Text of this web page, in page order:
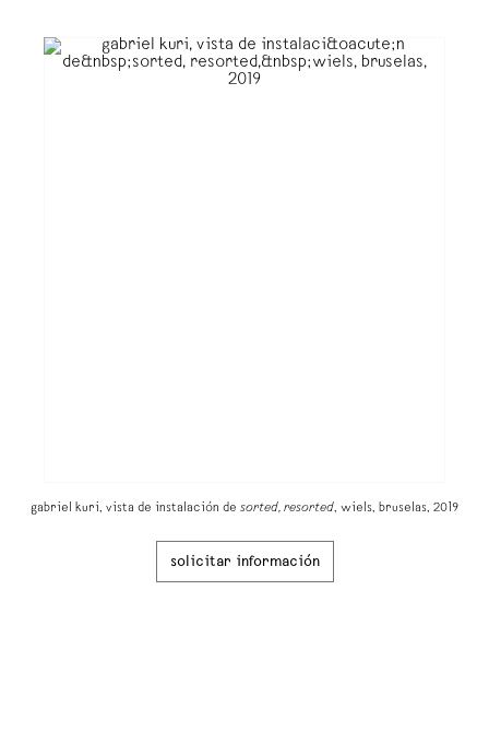
gabriel kuri, vista de instalación de sorted, resorted, wiels, bruselas, 2019
solicitar información